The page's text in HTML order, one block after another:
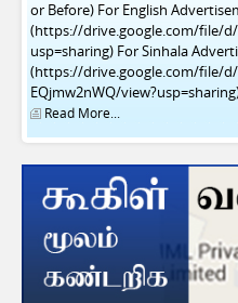
or Before) For English
(https://drive.google.com/file/d/
usp=sharing) For Sinhala
(https://drive.google.com/file/d/
EQjmw2nWQ/
Read More...